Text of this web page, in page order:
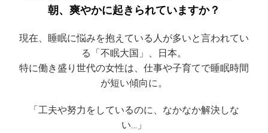
朝、爽やかに起きられていますか？
現在、睡眠に悩みを抱えている人が多いと言われてい
る「不眠大国」、日本。
特に働き盛り世代の女性は、仕事や子育てで睡眠時間
が短い傾向に。
「工夫や努力をしているのに、なかなか解決しな
い…」